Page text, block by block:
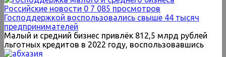
Российские новости 0 7 085 просмотров
Господдержкой воспользовались свыше 44 тысяч
предпринимателей
Малый и средний бизнес привлёк 812,5 млрд рублей
льготных кредитов в 2022 году, воспользовавшись